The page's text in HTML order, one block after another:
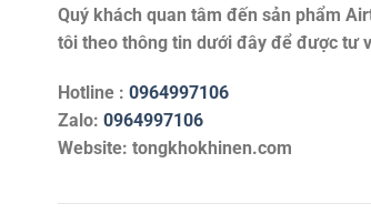
Quý khách quan tâm đến sản phẩm
tôi theo thông tin dưới đây để được tư
Hotline : 0964997106
Zalo: 0964997106
Website: tongkhokhinen.com